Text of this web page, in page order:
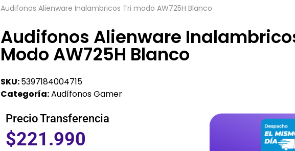
Audifonos Alienware Inalambricos Tri modo AW725H Blanco
Audifonos Alienware
Modo AW725H Blanco
SKU:5397184004715
Categoría:Audífonos Gamer
Precio Transferencia
$221.990